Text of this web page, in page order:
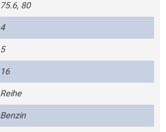
75.6, 80
4
5
16
Reihe
Benzin